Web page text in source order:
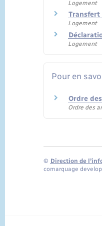
Logement
Transfert
Logement
Logement
Pour en
Ordre
Ordre des
© Direction de
comarquage